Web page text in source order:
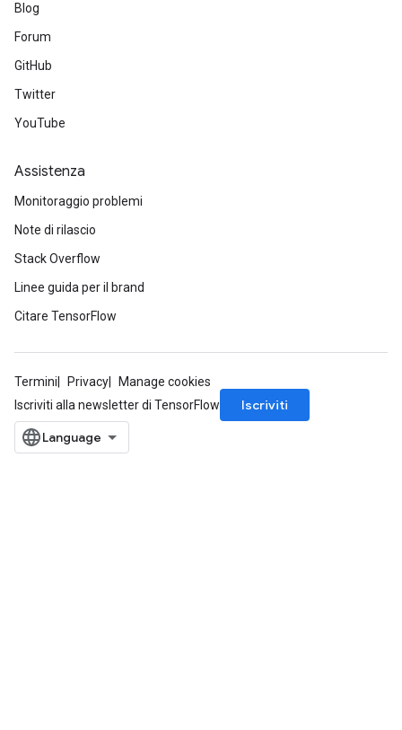
Blog
Forum
GitHub
Twitter
YouTube
Assistenza
Monitoraggio problemi
Note di rilascio
Stack Overflow
Linee guida per il brand
Citare TensorFlow
Termini Privacy
Manage cookies
Iscriviti alla newsletter di TensorFlow
Iscriviti